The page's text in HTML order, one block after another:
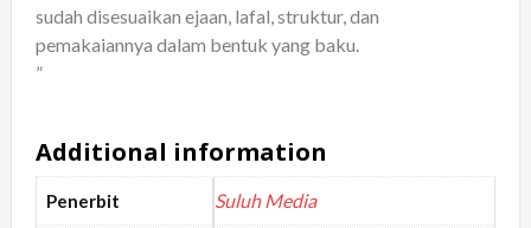
sudah disesuaikan ejaan, lafal, struktur, dan
pemakaiannya dalam bentuk yang baku.
”
Additional information
Penerbit Suluh Media